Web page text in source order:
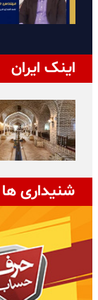
اینک ایران
شنیداری ها